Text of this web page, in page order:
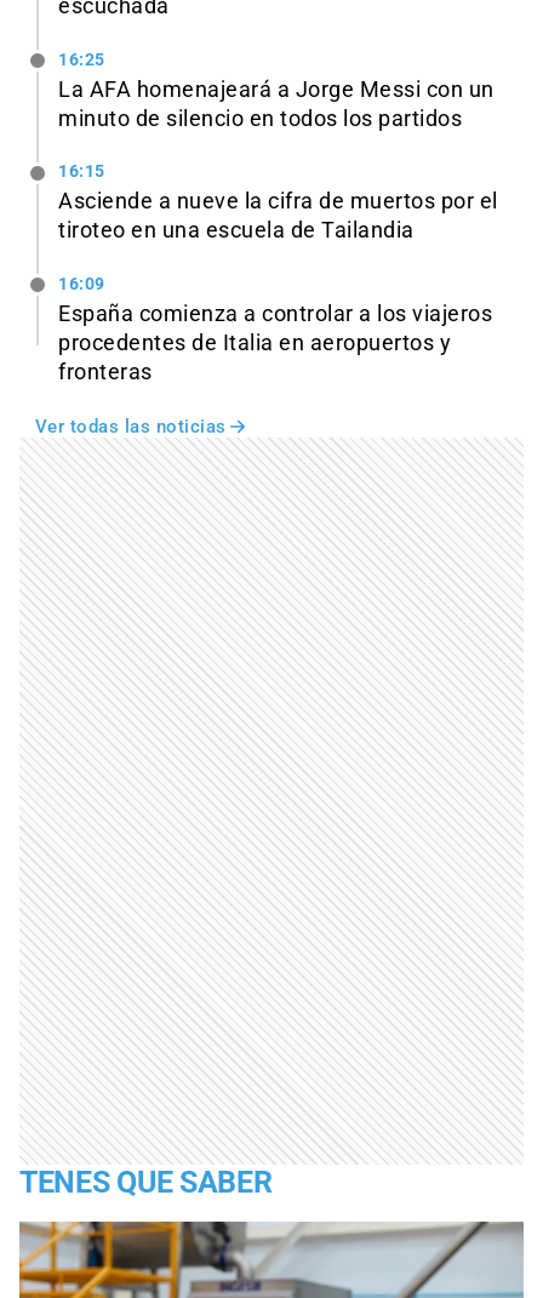
escuchada
16:25
La AFA homenajeará a Jorge Messi con un
minuto de silencio en todos los partidos
16:15
Asciende a nueve la cifra de muertos por el
tiroteo en una escuela de Tailandia
16:09
España comienza a controlar a los viajeros
procedentes de Italia en aeropuertos y
fronteras
Ver todas las noticias
TENES QUE SABER